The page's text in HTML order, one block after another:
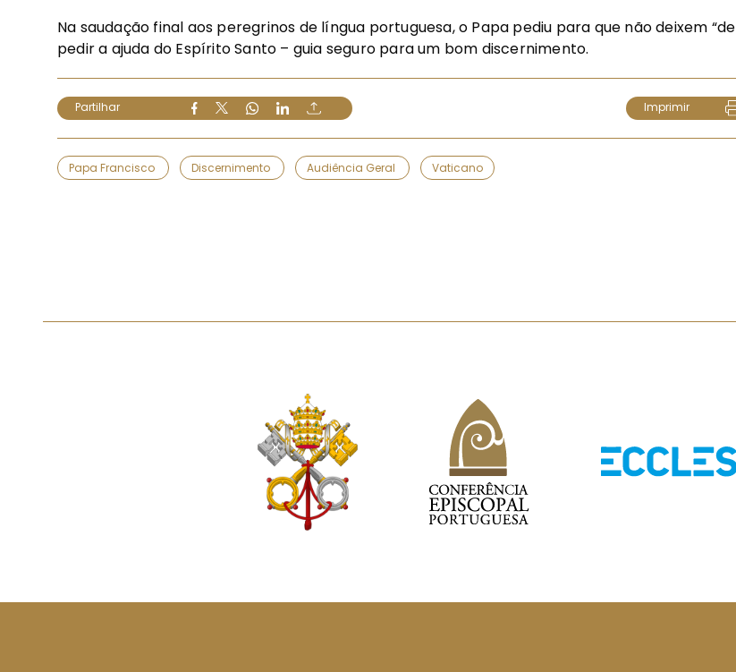
Na saudação final aos peregrinos de língua portuguesa, o Papa pediu para que não deixem “de
pedir a ajuda do Espírito Santo – guia seguro para um bom discernimento.
Partilhar Imprimir
Papa Francisco Discernimento Audiência Geral Vaticano